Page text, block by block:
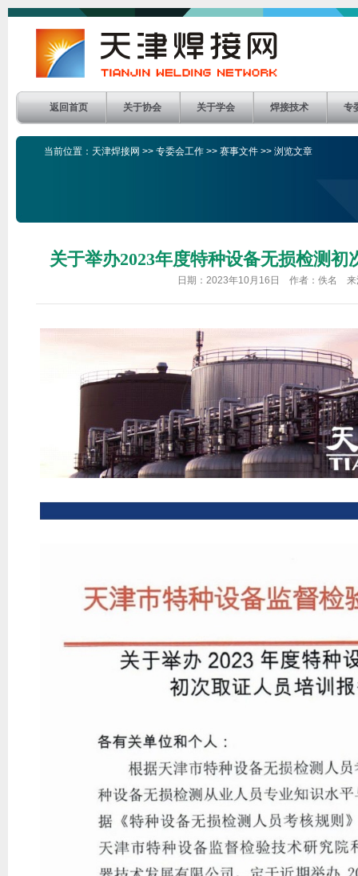
返回首页 关于协会 关于学会 焊接技术 专
当前位置： 天津焊接网 >> 专委会工作 >> 赛事文件 >> 浏览文章
关于举办2023年度特种设备无损检测
日期：2023年10月16日 作者：佚名 来